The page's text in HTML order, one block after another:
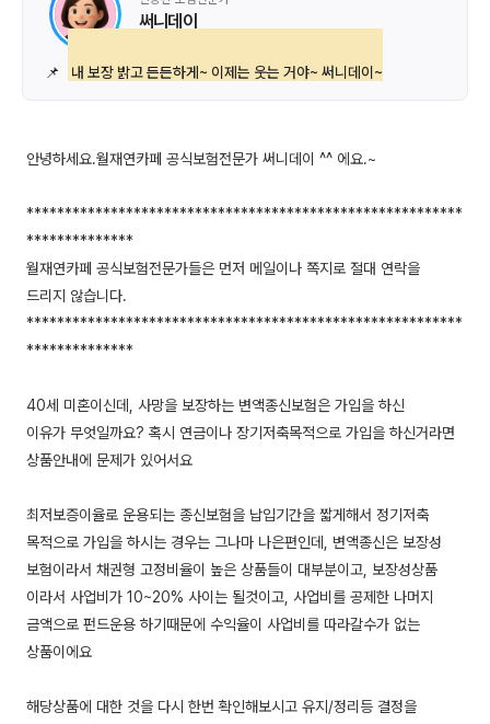
써니데이
📌 내 보장 밝고 든든하게~ 이제는 웃는 거야~ 써니데이~
안녕하세요.월재연카페 공식보험전문가 써니데이 ^^ 에요.~
*********************************************************
**************
월재연카페 공식보험전문가들은 먼저 메일이나 쪽지로 절대 연락을
드리지 않습니다.
*********************************************************
**************
40세 미혼이신데, 사망을 보장하는 변액종신보험은 가입을 하신
이유가 무엇일까요? 혹시 연금이나 장기저축목적으로 가입을 하신거라면
상품안내에 문제가 있어서요
최저보증이율로 운용되는 종신보험을 납입기간을 짧게해서 정기저축
목적으로 가입을 하시는 경우는 그나마 나은편인데, 변액종신은 보장성
보험이라서 채권형 고정비율이 높은 상품들이 대부분이고, 보장성상품
이라서 사업비가 10~20% 사이는 될것이고, 사업비를 공제한 나머지
금액으로 펀드운용 하기때문에 수익율이 사업비를 따라갈수가 없는
상품이에요
해당상품에 대한 것을 다시 한번 확인해보시고 유지/정리등 결정을